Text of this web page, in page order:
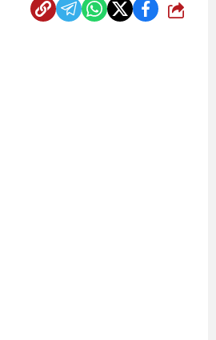
شارك